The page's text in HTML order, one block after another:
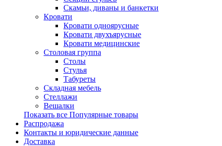
Скамьи, диваны и банкетки
Кровати
Кровати одноярусные
Кровати двухъярусные
Кровати медицинские
Столовая группа
Столы
Стулья
Табуреты
Складная мебель
Стеллажи
Вешалки
Показать все Популярные товары
Распродажа
Контакты и юридические данные
Доставка